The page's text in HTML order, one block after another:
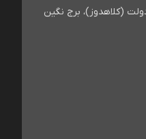
(کلاهدوز)، برج نگین